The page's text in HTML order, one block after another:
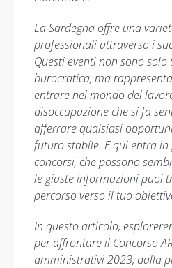
La Sardegna offre una
professionali attraverso i
Questi eventi non sono solo
burocratica, ma
entrare nel mondo del
disoccupazione che si fa
afferrare qualsiasi
futuro stabile. E qui entra
concorsi, che possono
le giuste informazioni puoi
percorso verso il tuo
In questo articolo,
per affrontare il Concorso
amministrativi 2023, dalla